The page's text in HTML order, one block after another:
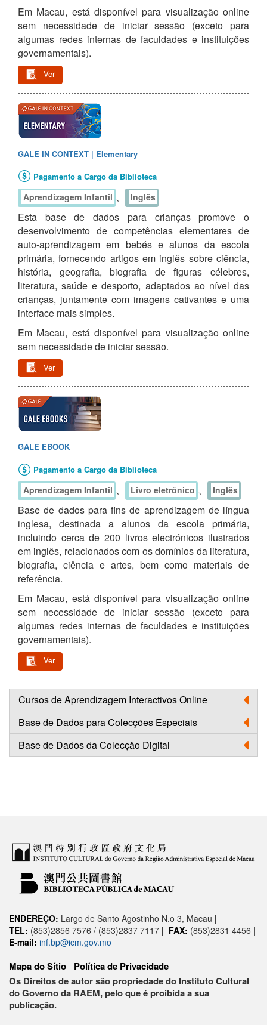
Em Macau, está disponível para visualização online
sem necessidade de iniciar sessão (exceto para
algumas redes internas de faculdades e instituições
governamentais).
Ver
GALE IN CONTEXT | Elementary
Pagamento a Cargo da Biblioteca
Aprendizagem Infantil 、 Inglês
Esta base de dados para crianças promove o
desenvolvimento de competências elementares de
auto-aprendizagem em bebés e alunos da escola
primária, fornecendo artigos em inglês sobre ciência,
história, geografia, biografia de figuras célebres,
literatura, saúde e desporto, adaptados ao nível das
crianças, juntamente com imagens cativantes e uma
interface mais simples.
Em Macau, está disponível para visualização online
sem necessidade de iniciar sessão.
Ver
GALE EBOOK
Pagamento a Cargo da Biblioteca
Aprendizagem Infantil 、 Livro eletrônico 、 Inglês
Base de dados para fins de aprendizagem de língua
inglesa, destinada a alunos da escola primária,
incluindo cerca de 200 livros electrónicos ilustrados
em inglês, relacionados com os domínios da literatura,
biografia, ciência e artes, bem como materiais de
referência.
Em Macau, está disponível para visualização online
sem necessidade de iniciar sessão (exceto para
algumas redes internas de faculdades e instituições
governamentais).
Ver
Cursos de Aprendizagem Interactivos Online
Base de Dados para Colecções Especiais
Base de Dados da Colecção Digital
ENDEREÇO: Largo de Santo Agostinho N.o 3, Macau |
TEL: (853)2856 7576 / (853)2837 7117 | FAX: (853)2831 4456 |
E-mail: inf.bp@icm.gov.mo
Mapa do Sítio
Política de Privacidade
Os Direitos de autor são propriedade do Instituto Cultural
do Governo da RAEM, pelo que é proibida a sua
publicação.